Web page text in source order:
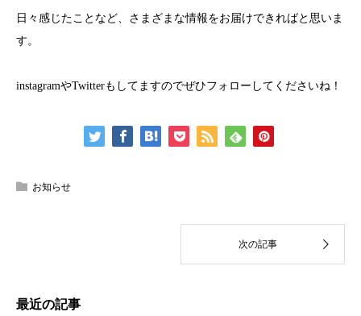
日々感じたことなど、さまざまな情報をお届けできればと思いま
す。
instagramやTwitterもしてますのでぜひフォローしてくださいね！
お知らせ
最近の記事